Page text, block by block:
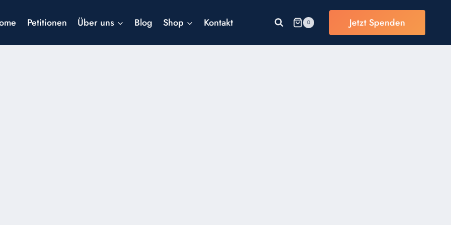
Petitionen Über uns Blog Shop Kontakt 0 Jetzt Spenden